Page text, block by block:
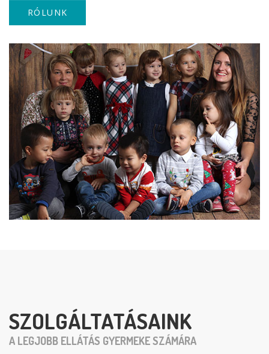
RÓLUNK
SZOLGÁLTATÁSAINK
A LEGJOBB ELLÁTÁS GYERMEKE SZÁMÁRA